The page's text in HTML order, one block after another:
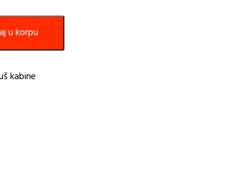
u korpu
kabine